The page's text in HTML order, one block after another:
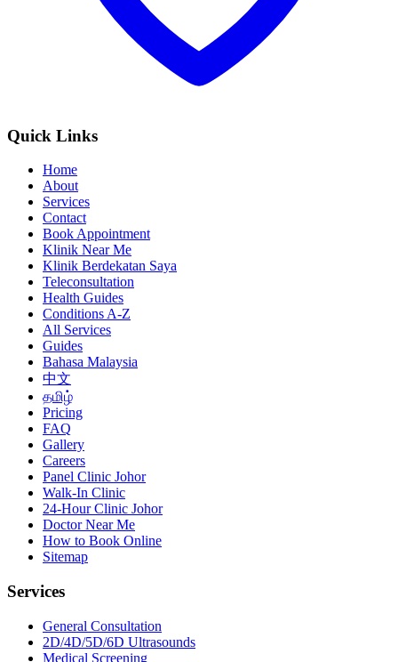
Quick Links
Home
About
Services
Contact
Book Appointment
Klinik Near Me
Klinik Berdekatan Saya
Teleconsultation
Health Guides
Conditions A-Z
All Services
Guides
Bahasa Malaysia
中文
தமிழ்
Pricing
FAQ
Gallery
Careers
Panel Clinic Johor
Walk-In Clinic
24-Hour Clinic Johor
Doctor Near Me
How to Book Online
Sitemap
Services
General Consultation
2D/4D/5D/6D Ultrasounds
Medical Screening